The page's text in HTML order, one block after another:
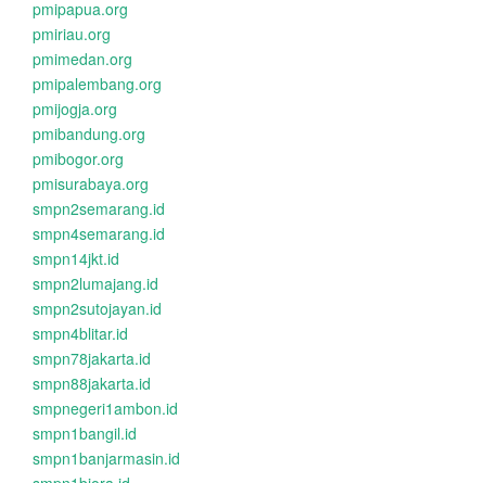
pmipapua.org
pmiriau.org
pmimedan.org
pmipalembang.org
pmijogja.org
pmibandung.org
pmibogor.org
pmisurabaya.org
smpn2semarang.id
smpn4semarang.id
smpn14jkt.id
smpn2lumajang.id
smpn2sutojayan.id
smpn4blitar.id
smpn78jakarta.id
smpn88jakarta.id
smpnegeri1ambon.id
smpn1bangil.id
smpn1banjarmasin.id